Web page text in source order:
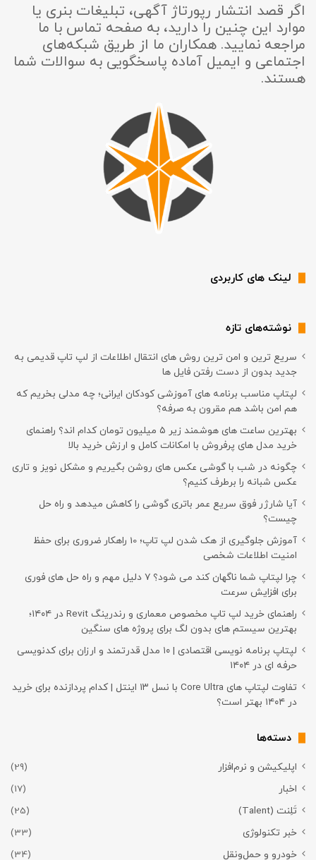
اگر قصد انتشار رپورتاژ آگهی، تبلیغات بنری یا
موارد این چنین را دارید، به صفحه تماس با ما
مراجعه نمایید. همکاران ما از طریق شبکه‌های
اجتماعی و ایمیل آماده پاسخگویی به سوالات شما
هستند.
لینک های کاربردی
نوشته‌های تازه
سریع ترین و امن ترین روش های انتقال اطلاعات از لپ تاپ قدیمی به
جدید بدون از دست رفتن فایل ها
لپتاپ مناسب برنامه های آموزشی کودکان ایرانی؛ چه مدلی بخریم که
هم امن باشد هم مقرون به صرفه؟
بهترین ساعت های هوشمند زیر ۵ میلیون تومان کدام اند؟ راهنمای
خرید مدل های پرفروش با امکانات کامل و ارزش خرید بالا
چگونه در شب با گوشی عکس های روشن بگیریم و مشکل نویز و تاری
عکس شبانه را برطرف کنیم؟
آیا شارژر فوق سریع عمر باتری گوشی را کاهش میدهد و راه حل
چیست؟
آموزش جلوگیری از هک شدن لپ تاپ؛ 10 راهکار ضروری برای حفظ
امنیت اطلاعات شخصی
چرا لپتاپ شما ناگهان کند می شود؟ ۷ دلیل مهم و راه حل های فوری
برای افزایش سرعت
راهنمای خرید لپ تاپ مخصوص معماری و رندرینگ Revit در ۱۴۰۴؛
بهترین سیستم های بدون لگ برای پروژه های سنگین
لپتاپ برنامه نویسی اقتصادی | ۱۰ مدل قدرتمند و ارزان برای کدنویسی
حرفه ای در ۱۴۰۴
تفاوت لپتاپ های Core Ultra با نسل ۱۳ اینتل | کدام پردازنده برای خرید
در ۱۴۰۴ بهتر است؟
دسته‌ها
اپلیکیشن و نرم‌افزار
(29)
اخبار
(17)
تَلِنت (Talent)
(25)
خبر تکنولوژی
(33)
خودرو و حمل‌و‌نقل
(34)